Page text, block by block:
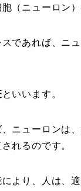
（ニューロン）
スであれば、ニ
といいます。
ニューロンは
れるのです。
より、人は、